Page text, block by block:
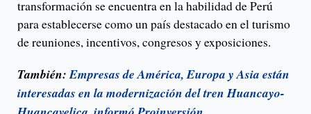
transformación se encuentra en la habilidad de Perú
para establecerse como un país destacado en el turismo
de reuniones, incentivos, congresos y exposiciones.
También:Empresas de América, Europa y Asia están
interesadas en la modernización del tren Huancayo-